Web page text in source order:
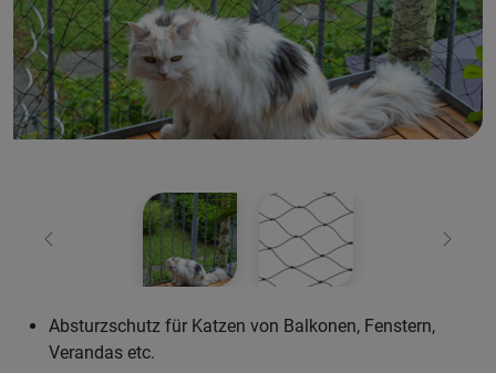
Zurück Weiter
Absturzschutz für Katzen von Balkonen, Fenstern,
Verandas etc.